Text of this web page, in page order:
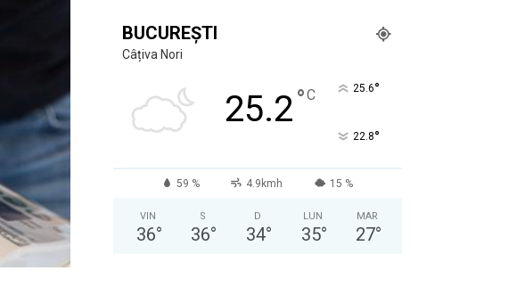
BUCUREȘTI
Câțiva Nori
25.2°C 25.6°
22.8°
59 % 4.9kmh 15 %
VIN
36°
S
36°
D
34°
LUN
35°
MAR
27°